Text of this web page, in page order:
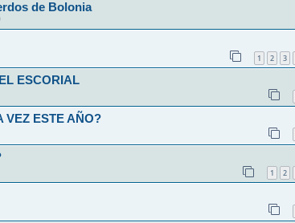
de Bolonia
1 2 3
ESCORIAL
VEZ ESTE AÑO?
1 2